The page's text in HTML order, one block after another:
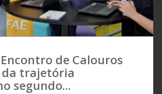
de Calouros
da trajetória
segundo...